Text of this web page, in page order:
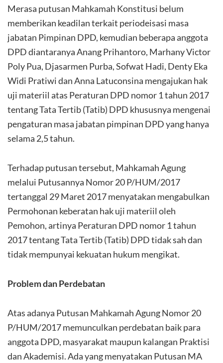
Merasa putusan Mahkamah Konstitusi belum
memberikan keadilan terkait periodeisasi masa
jabatan Pimpinan DPD, kemudian beberapa anggota
DPD diantaranya Anang Prihantoro, Marhany Victor
Poly Pua, Djasarmen Purba, Sofwat Hadi, Denty Eka
Widi Pratiwi dan Anna Latuconsina mengajukan hak
uji materiil atas Peraturan DPD nomor 1 tahun 2017
tentang Tata Tertib (Tatib) DPD khususnya mengenai
pengaturan masa jabatan pimpinan DPD yang hanya
selama 2,5 tahun.
Terhadap putusan tersebut, Mahkamah Agung
melalui Putusannya Nomor 20 P/HUM/2017
tertanggal 29 Maret 2017 menyatakan mengabulkan
Permohonan keberatan hak uji materiil oleh
Pemohon, artinya Peraturan DPD nomor 1 tahun
2017 tentang Tata Tertib (Tatib) DPD tidak sah dan
tidak mempunyai kekuatan hukum mengikat.
Problem dan Perdebatan
Atas adanya Putusan Mahkamah Agung Nomor 20
P/HUM/2017 memunculkan perdebatan baik para
anggota DPD, masyarakat maupun kalangan Praktisi
dan Akademisi. Ada yang menyatakan Putusan MA